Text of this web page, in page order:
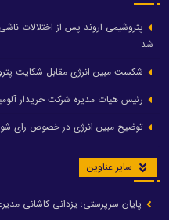
شد
شکست مبین انرژی مقابل شکایت
رئیس هیات مدیره شرکت خریدار
توضیح مبین انرژی در خصوص رای
سایر عناوین
پایان سرپرستی؛ یزدانی کاشانی